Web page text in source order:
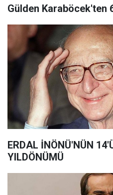
Gülden Karaböcek'ten
ERDAL İNÖNÜ'NÜN
YILDÖNÜMÜ